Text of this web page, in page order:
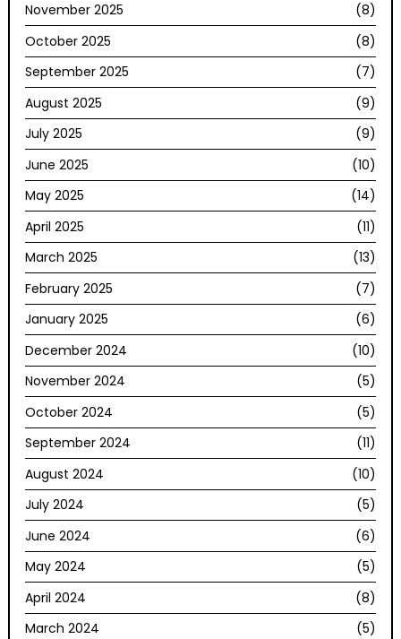
November 2025
(8)
October 2025
(8)
September 2025
(7)
August 2025
(9)
July 2025
(9)
June 2025
(10)
May 2025
(14)
April 2025
(11)
March 2025
(13)
February 2025
(7)
January 2025
(6)
December 2024
(10)
November 2024
(5)
October 2024
(5)
September 2024
(11)
August 2024
(10)
July 2024
(5)
June 2024
(6)
May 2024
(5)
April 2024
(8)
March 2024
(5)